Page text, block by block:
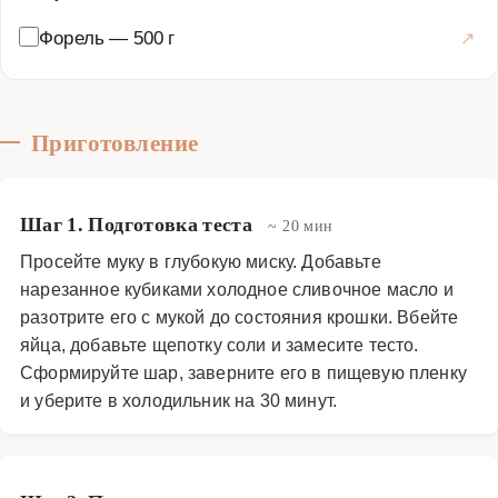
Форель — 500 г
Приготовление
Шаг 1. Подготовка теста ~ 20 мин
Просейте муку в глубокую миску. Добавьте
нарезанное кубиками холодное сливочное масло и
разотрите его с мукой до состояния крошки. Вбейте
яйца, добавьте щепотку соли и замесите тесто.
Сформируйте шар, заверните его в пищевую пленку
и уберите в холодильник на 30 минут.